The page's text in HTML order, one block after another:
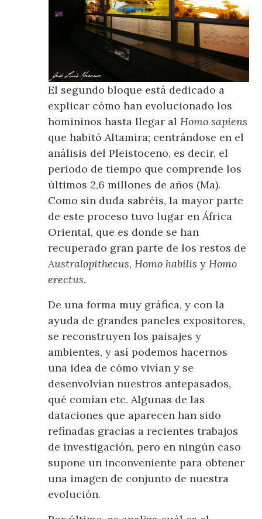
El segundo bloque está dedicado a
explicar cómo han evolucionado los
homininos hasta llegar alHomo sapiens
que habitó Altamira; centrándose en el
análisis del Pleistoceno, es decir, el
periodo de tiempo que comprende los
últimos 2,6 millones de años (Ma).
Como sin duda sabréis, la mayor parte
de este proceso tuvo lugar en África
Oriental, que es donde se han
recuperado gran parte de los restos de
Australopithecus,Homo habilis yHomo
erectus.
De una forma muy gráfica, y con la
ayuda de grandes paneles expositores,
se reconstruyen los paisajes y
ambientes, y así podemos hacernos
una idea de cómo vivían y se
desenvolvían nuestros antepasados,
qué comían etc. Algunas de las
dataciones que aparecen han sido
refinadas gracias a recientes trabajos
de investigación, pero en ningún caso
supone un inconveniente para obtener
una imagen de conjunto de nuestra
evolución.